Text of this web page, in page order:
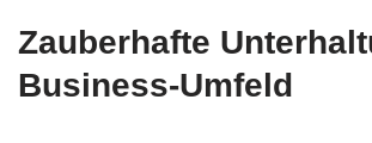
Zauberhafte
Business-Umfeld